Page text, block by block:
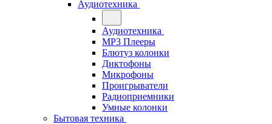
Аудиотехника
Аудиотехника
MP3 Плееры
Блютуз колонки
Диктофоны
Микрофоны
Проигрыватели
Радиоприемники
Умные колонки
Бытовая техника